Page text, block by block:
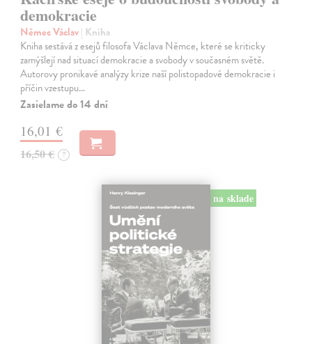
demokracie
Němec Václav| Kniha
Kniha sestává z esejů filosofa Václava Němce, které se kriticky
zamýšlejí nad situací demokracie a svobody v současném světě.
Autorovy pronikavé analýzy krize naší polistopadové demokracie i
příčin vzestupu…
Zasielame do 14 dní
16,01 €
16,50 € ?
na sklade